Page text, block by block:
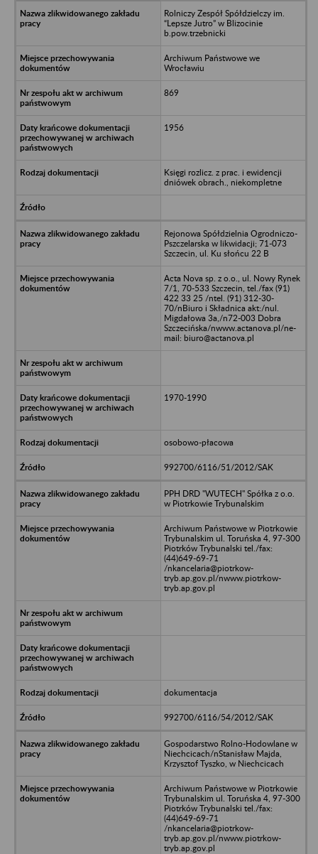
Rolniczy Zespół Spółdzielczy im.
“Lepsze Jutro” w Blizocinie
b.pow.trzebnicki
Archiwum Państwowe we
Wrocławiu
869
1956
Księgi rozlicz. z prac. i ewidencji
dniówek obrach., niekompletne
Rejonowa Spółdzielnia Ogrodniczo-
Pszczelarska w likwidacji; 71-073
Szczecin, ul. Ku słońcu 22 B
Acta Nova sp. z o.o., ul. Nowy Rynek
7/1, 70-533 Szczecin, tel./fax (91)
422 33 25 /ntel. (91) 312-30-
70/nBiuro i Składnica akt:/nul.
Migdałowa 3a,/n72-003 Dobra
Szczecińska/nwww.actanova.pl/ne-
mail: biuro@actanova.pl
1970-1990
osobowo-płacowa
992700/6116/51/2012/SAK
PPH DRD "WUTECH" Spółka z o.o.
w Piotrkowie Trybunalskim
Archiwum Państwowe w Piotrkowie
Trybunalskim ul. Toruńska 4, 97-300
Piotrków Trybunalski tel./fax:
(44)649-69-71
/nkancelaria@piotrkow-
tryb.ap.gov.pl/nwww.piotrkow-
tryb.ap.gov.pl
dokumentacja
992700/6116/54/2012/SAK
Gospodarstwo Rolno-Hodowlane w
Niechcicach/nStanisław Majda,
Krzysztof Tyszko, w Niechcicach
Archiwum Państwowe w Piotrkowie
Trybunalskim ul. Toruńska 4, 97-300
Piotrków Trybunalski tel./fax:
(44)649-69-71
/nkancelaria@piotrkow-
tryb.ap.gov.pl/nwww.piotrkow-
tryb.ap.gov.pl